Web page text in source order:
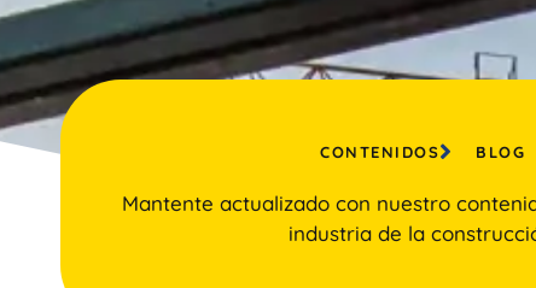
CONTENIDOS BLOG
Mantente actualizado con nuestro
industria de la